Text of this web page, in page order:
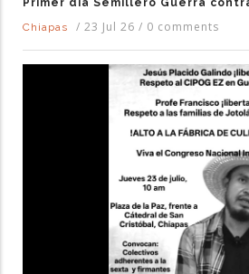
Chiapas
/ 23 Jul 26 / 0 comments